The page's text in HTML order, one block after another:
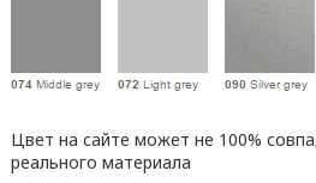
Цвет на сайте может не 100%
реального материала